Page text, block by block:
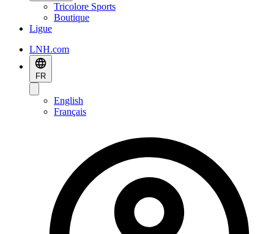
Tricolore Sports
Boutique
Ligue
LNH.com
FR
English
Français